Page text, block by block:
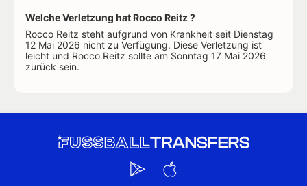
Welche Verletzung hat Rocco Reitz ?
Rocco Reitz steht aufgrund von Krankheit seit Dienstag
12 Mai 2026 nicht zu Verfügung. Diese Verletzung ist
leicht und Rocco Reitz sollte am Sonntag 17 Mai 2026
zurück sein.